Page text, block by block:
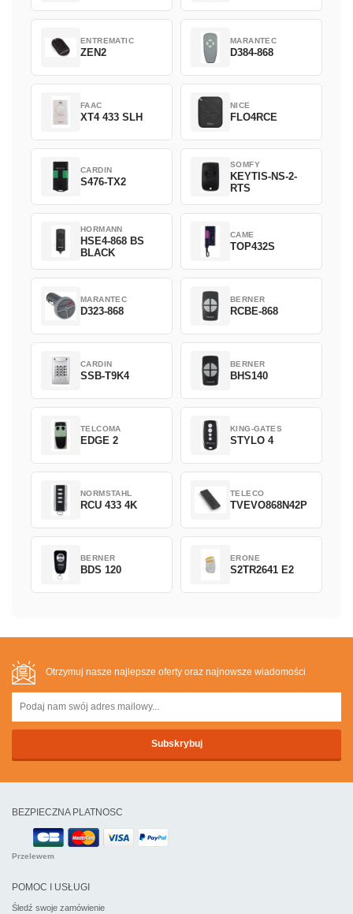
ENTREMATIC
ZEN2
MARANTEC
D384-868
FAAC
XT4 433 SLH
NICE
FLO4RCE
CARDIN
S476-TX2
SOMFY
KEYTIS-NS-2-
RTS
HORMANN
HSE4-868 BS
BLACK
CAME
TOP432S
MARANTEC
D323-868
BERNER
RCBE-868
CARDIN
SSB-T9K4
BERNER
BHS140
TELCOMA
EDGE 2
KING-GATES
STYLO 4
NORMSTAHL
RCU 433 4K
TELECO
TVEVO868N42P
BERNER
BDS 120
ERONE
S2TR2641 E2
Otrzymuj nasze najlepsze oferty oraz najnowsze wiadomości
BEZPIECZNA PLATNOSC
Przelewem
POMOC I USŁUGI
Śledź swoje zamówienie